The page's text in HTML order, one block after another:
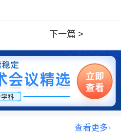
下一篇 >
查看更多